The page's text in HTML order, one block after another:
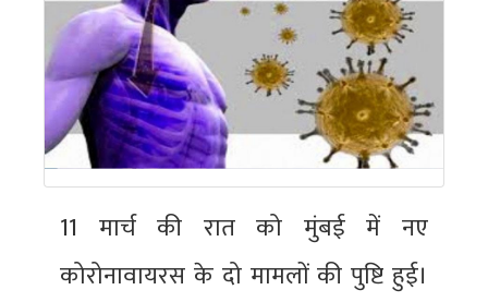
11 मार्च की रात को मुंबई में नए
कोरोनावायरस के दो मामलों की पुष्टि हुई।